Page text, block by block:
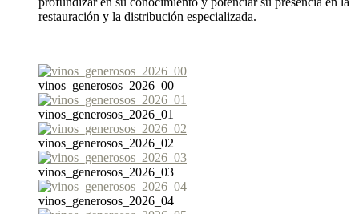
restauración y la distribución especializada.
vinos_generosos_2026_00
vinos_generosos_2026_01
vinos_generosos_2026_02
vinos_generosos_2026_03
vinos_generosos_2026_04